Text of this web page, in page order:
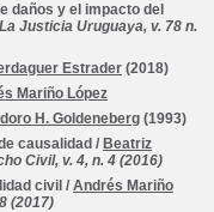
daños y el impacto del
Justicia Uruguaya, v. 78 n.
Estrader (2018)
Mariño López
H. Goldeneberg (1993)
causalidad / Beatriz
Civil, v. 4, n. 4 (2016)
civil / Andrés Mariño
(2017)